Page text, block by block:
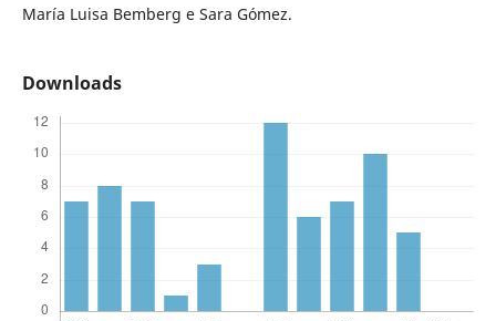
María Luisa Bemberg e Sara Gómez.
Downloads